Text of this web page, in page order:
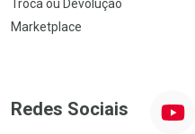
Troca ou Devolução
Marketplace
Redes Sociais